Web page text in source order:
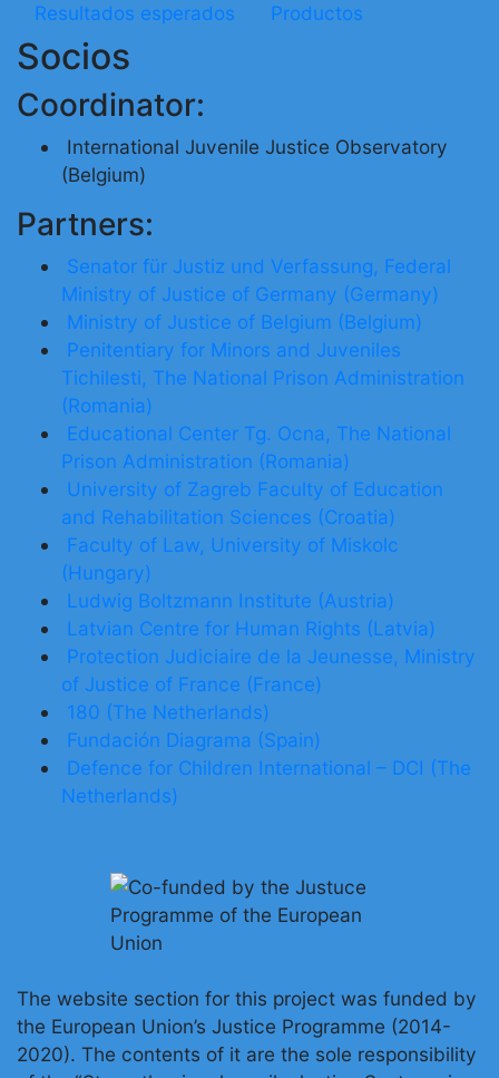
Resultados esperados
Productos
Socios
Coordinator:
International Juvenile Justice Observatory
(Belgium)
Partners:
Senator für Justiz und Verfassung, Federal
Ministry of Justice of Germany (Germany)
Ministry of Justice of Belgium (Belgium)
Penitentiary for Minors and Juveniles
Tichilesti, The National Prison Administration
(Romania)
Educational Center Tg. Ocna, The National
Prison Administration (Romania)
University of Zagreb Faculty of Education
and Rehabilitation Sciences (Croatia)
Faculty of Law, University of Miskolc
(Hungary)
Ludwig Boltzmann Institute (Austria)
Latvian Centre for Human Rights (Latvia)
Protection Judiciaire de la Jeunesse, Ministry
of Justice of France (France)
180 (The Netherlands)
Fundación Diagrama (Spain)
Defence for Children International – DCI (The
Netherlands)
The website section for this project was funded by
the European Union’s Justice Programme (2014-
2020). The contents of it are the sole responsibility